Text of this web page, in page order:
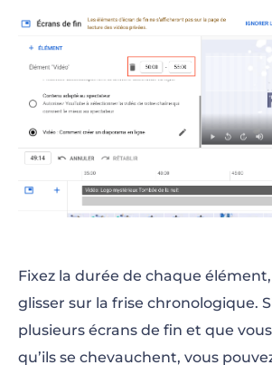
Fixez la durée de chaque
glisser sur la frise chronologique.
plusieurs écrans de fin et que
qu’ils se chevauchent, vous